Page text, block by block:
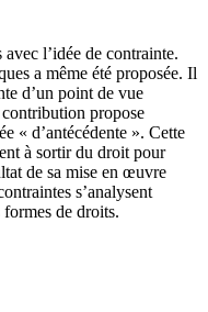
l’idée de contrainte.
a même été proposée. Il
d’un point de vue
propose
« d’antécédente ». Cette
à sortir du droit pour
de sa mise en œuvre
s’analysent
de droits.